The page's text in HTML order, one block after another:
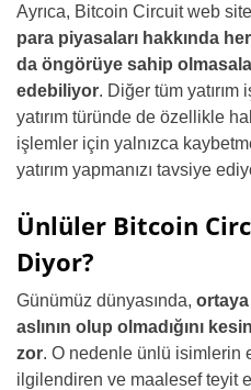
Ayrıca, Bitcoin Circuit web
para piyasaları hakkında
da öngörüye sahip
edebiliyor. Diğer tüm
yatırım türünde de özellikle
işlemler için yalnızca
yatırım yapmanızı tavsiye
Ünlüler Bitcoin
Diyor?
Günümüz dünyasında,
aslının olup olmadığını
zor. O nedenle ünlü isimlerin
ilgilendiren ve maalesef teyit